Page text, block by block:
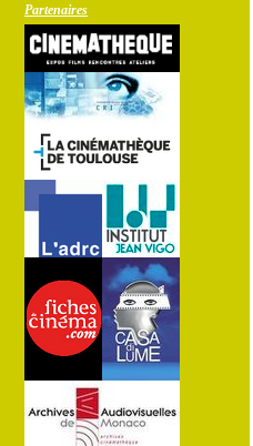
Partenaires